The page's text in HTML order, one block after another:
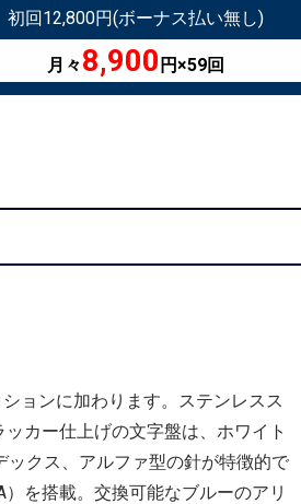
初回12,800円(ボーナス払い無し)
月々8,900 円×59回
ョンに加わります。ステンレスス
カー仕上げの文字盤は、ホワイト
クス、アルファ型の針が特徴的で
を搭載。交換可能なブルーのアリ